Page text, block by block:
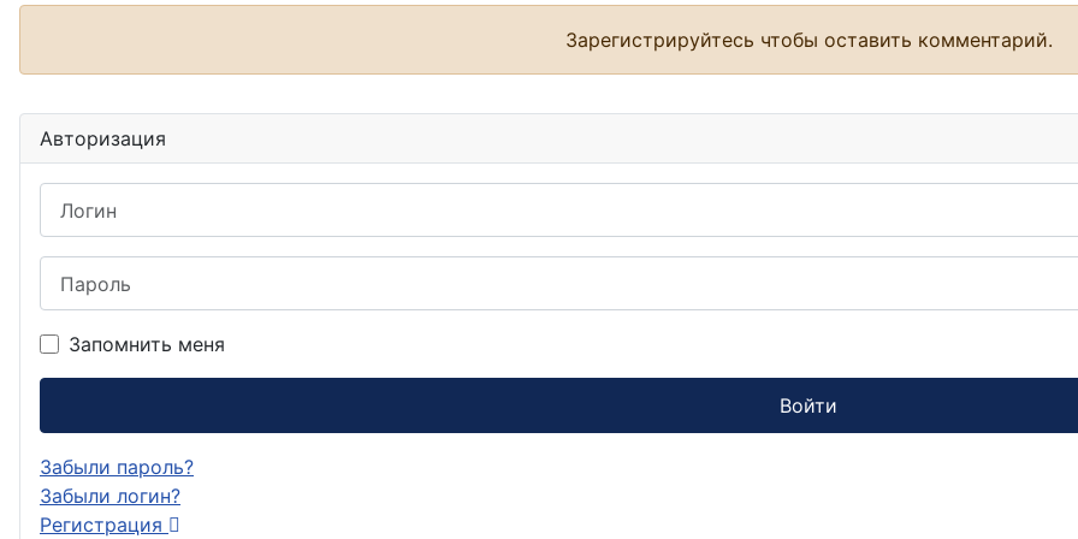
Зарегистрируйтесь чтобы оставить комментарий.
Авторизация
Запомнить меня
Войти
Забыли пароль?
Забыли логин?
Регистрация